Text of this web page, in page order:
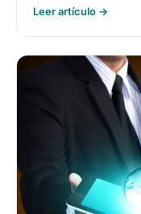
Leer artículo →